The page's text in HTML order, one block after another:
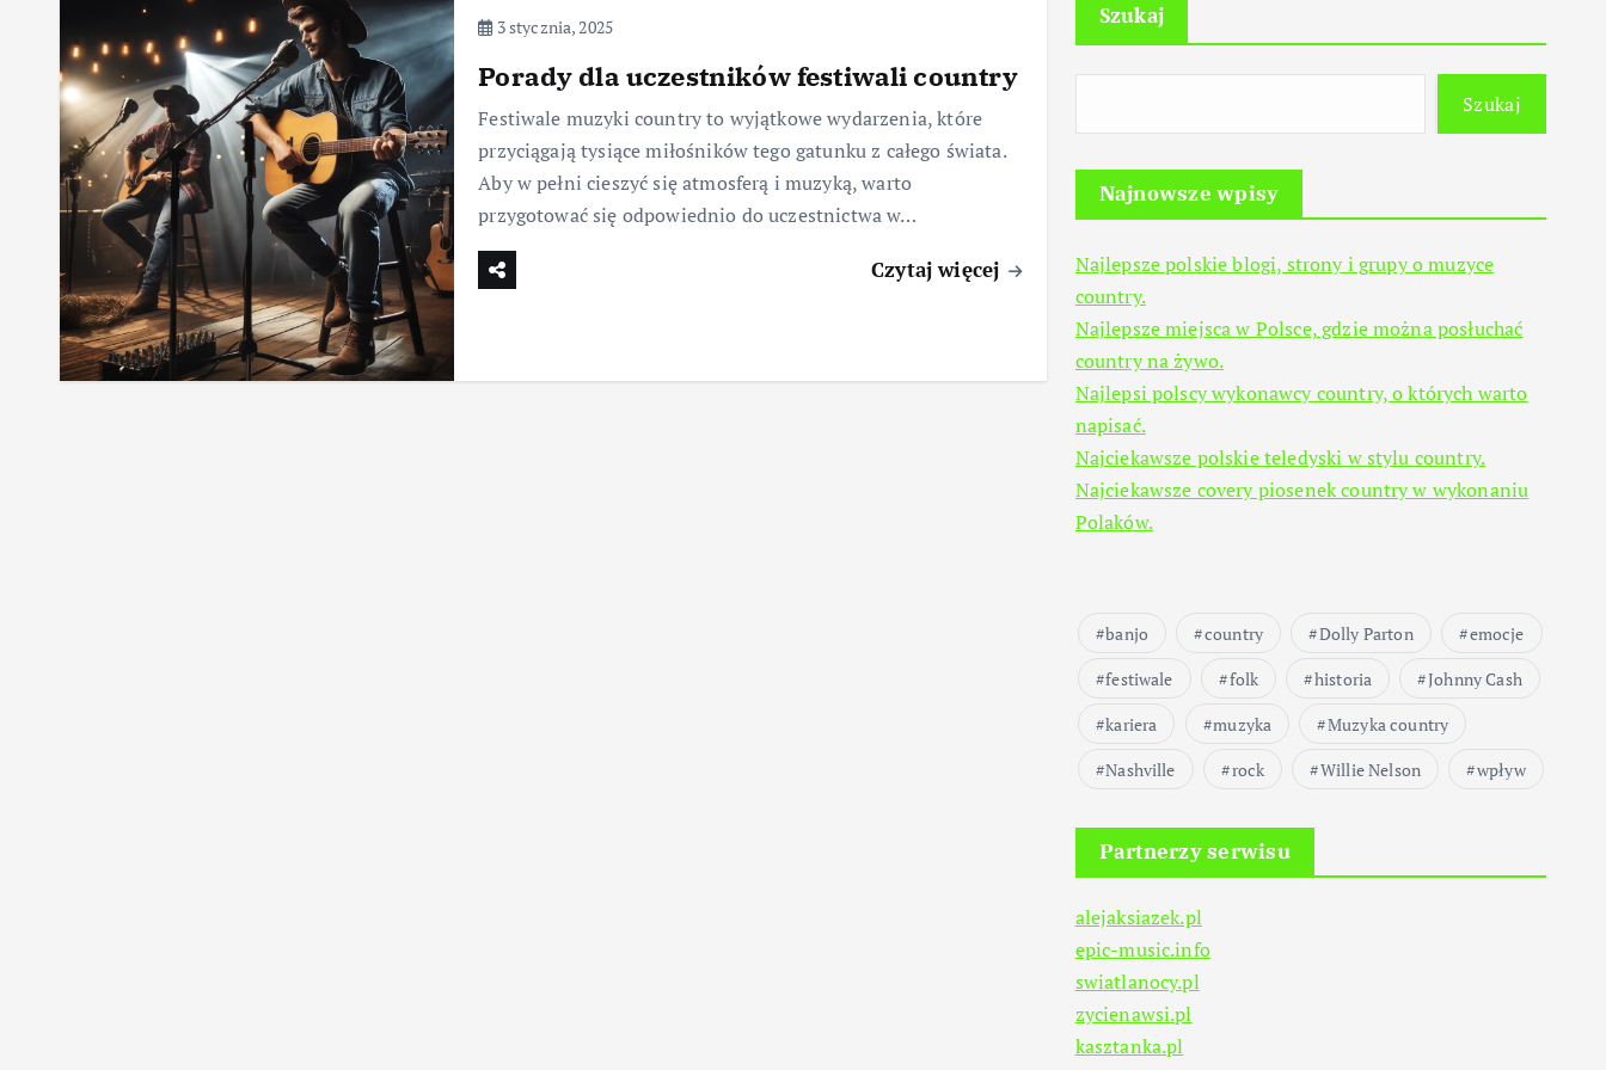
3 stycznia, 2025
Porady dla uczestników festiwali country
Festiwale muzyki country to wyjątkowe wydarzenia, które
przyciągają tysiące miłośników tego gatunku z całego świata.
Aby w pełni cieszyć się atmosferą i muzyką, warto
przygotować się odpowiednio do uczestnictwa w…
Czytaj więcej
Szukaj
Szukaj
Najnowsze wpisy
Najlepsze polskie blogi, strony i grupy o muzyce
country.
Najlepsze miejsca w Polsce, gdzie można posłuchać
country na żywo.
Najlepsi polscy wykonawcy country, o których warto
napisać.
Najciekawsze polskie teledyski w stylu country.
Najciekawsze covery piosenek country w wykonaniu
Polaków.
banjo country Dolly Parton
emocje
festiwale
folk historia
Johnny Cash
kariera
muzyka
Muzyka country
Nashville
rock Willie Nelson wpływ
Partnerzy serwisu
alejaksiazek.pl
epic-music.info
swiatlanocy.pl
zycienawsi.pl
kasztanka.pl